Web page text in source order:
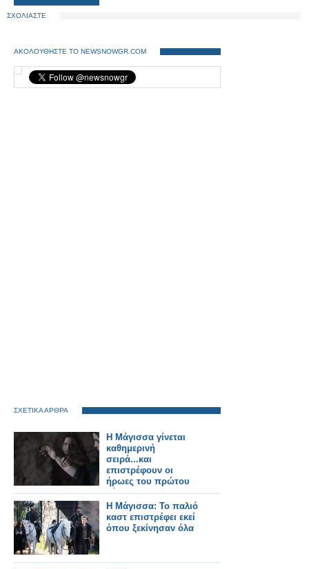
ΣΧΟΛΙΑΣΤΕ
ΑΚΟΛΟΥΘΗΣΤΕ ΤΟ NEWSNOWGR.COM
ΣΧΕΤΙΚΑ ΑΡΘΡΑ
Η Μάγισσα γίνεται
καθημερινή
σειρά...και
επιστρέφουν οι
ήρωες του πρώτου
κύκλου
Η Μάγισσα: Το παλιό
καστ επιστρέφει εκεί
όπου ξεκίνησαν όλα